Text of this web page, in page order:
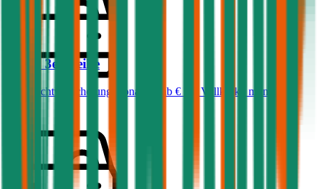
3er-Reihe
Haftpflichtversicherung monatlich ab € 68
Vollkasko monatlich